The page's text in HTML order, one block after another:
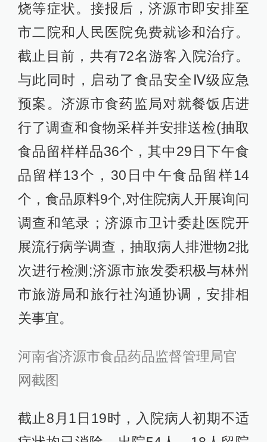
烧等症状。接报后，济源市即安排至
市二院和人民医院免费就诊和治疗。
截止目前，共有72名游客入院治疗。
与此同时，启动了食品安全Ⅳ级应急
预案。济源市食药监局对就餐饭店进
行了调查和食物采样并安排送检(抽取
食品留样样品36个，其中29日下午食
品留样13个，30日中午食品留样14
个，食品原料9个,对住院病人开展询问
调查和笔录；济源市卫计委赴医院开
展流行病学调查，抽取病人排泄物2批
次进行检测;济源市旅发委积极与林州
市旅游局和旅行社沟通协调，安排相
关事宜。
河南省济源市食品药品监督管理局官
网截图
截止8月1日19时，入院病人初期不适